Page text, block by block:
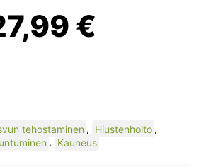
€.
€
27,99
tehostaminen , Hiustenhoito ,
, Kauneus